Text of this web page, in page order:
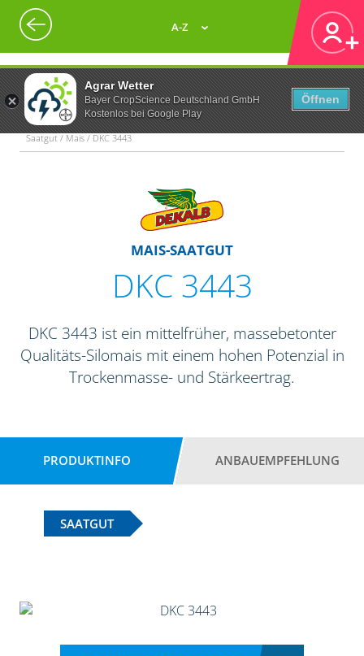
Agrar Wetter
Bayer CropScience Deutschland GmbH
Kostenlos bei Google Play
Öffnen
A-Z
Saatgut / Mais / DKC 3443
MAIS-SAATGUT
DKC 3443
DKC 3443 ist ein mittelfrüher, massebetonter
Qualitäts-Silomais mit einem hohen Potenzial in
Trockenmasse- und Stärkeertrag.
PRODUKTINFO ANBAUEMPFEHLUNG
SAATGUT